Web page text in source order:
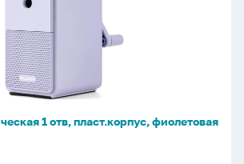
1 отв, пласт.корпус, фиолетовая